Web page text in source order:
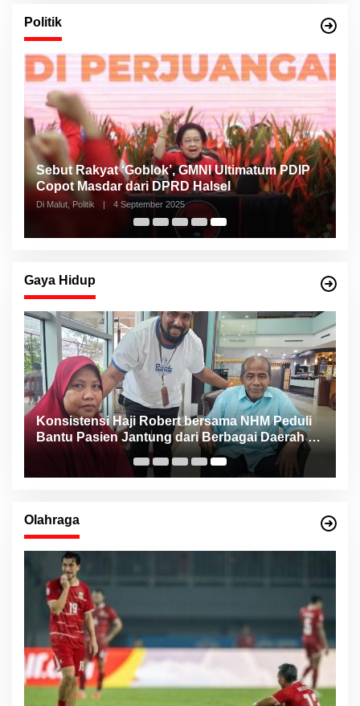
Politik
Sebut Rakyat ‘Goblok’, GMNI Ultimatum PDIP
Copot Masdar dari DPRD Halsel
Di Malut, Politik 4 September 2025
Gaya Hidup
Konsistensi Haji Robert bersama NHM Peduli
Bantu Pasien Jantung dari Berbagai Daerah di
Maluku Utara
Olahraga